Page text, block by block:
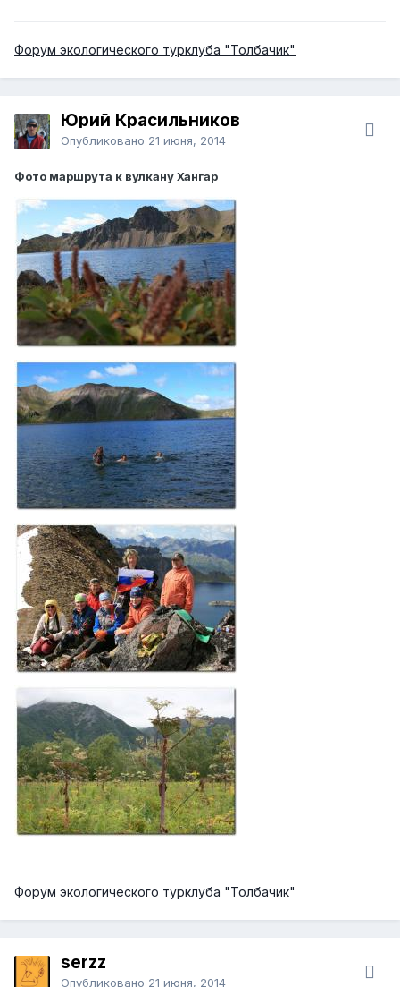
Форум экологического турклуба "Толбачик"
Юрий Красильников
Опубликовано 21 июня, 2014
Фото маршрута к вулкану Хангар
Форум экологического турклуба "Толбачик"
serzz
Опубликовано 21 июня, 2014